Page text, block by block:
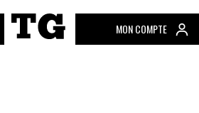
MON COMPTE